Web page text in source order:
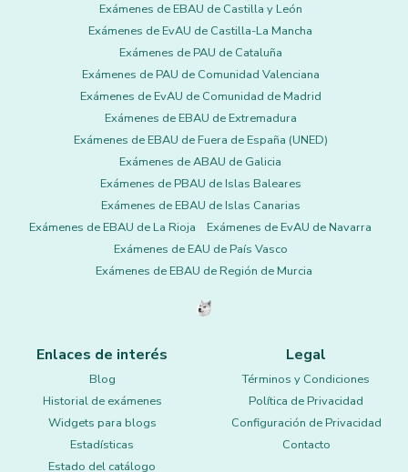
Exámenes de EBAU de Castilla y León
Exámenes de EvAU de Castilla-La Mancha
Exámenes de PAU de Cataluña
Exámenes de PAU de Comunidad Valenciana
Exámenes de EvAU de Comunidad de Madrid
Exámenes de EBAU de Extremadura
Exámenes de EBAU de Fuera de España (UNED)
Exámenes de ABAU de Galicia
Exámenes de PBAU de Islas Baleares
Exámenes de EBAU de Islas Canarias
Exámenes de EBAU de La Rioja
Exámenes de EvAU de Navarra
Exámenes de EAU de País Vasco
Exámenes de EBAU de Región de Murcia
Enlaces de interés
Blog
Historial de exámenes
Widgets para blogs
Estadísticas
Estado del catálogo
Legal
Términos y Condiciones
Política de Privacidad
Configuración de Privacidad
Contacto